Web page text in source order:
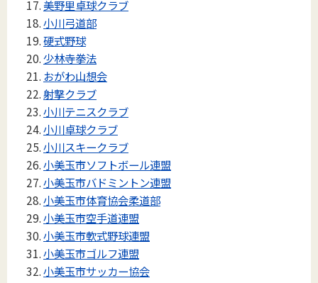
美野里卓球クラブ
小川弓道部
硬式野球
少林寺拳法
おがわ山想会
射撃クラブ
小川テニスクラブ
小川卓球クラブ
小川スキークラブ
小美玉市ソフトボール連盟
小美玉市バドミントン連盟
小美玉市体育協会柔道部
小美玉市空手道連盟
小美玉市軟式野球連盟
小美玉市ゴルフ連盟
小美玉市サッカー協会